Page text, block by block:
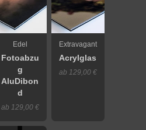
Edel
Fotoabzu
g
AluDibon
d
ab 129,00 €
Extravagant
Acrylglas
ab 129,00 €